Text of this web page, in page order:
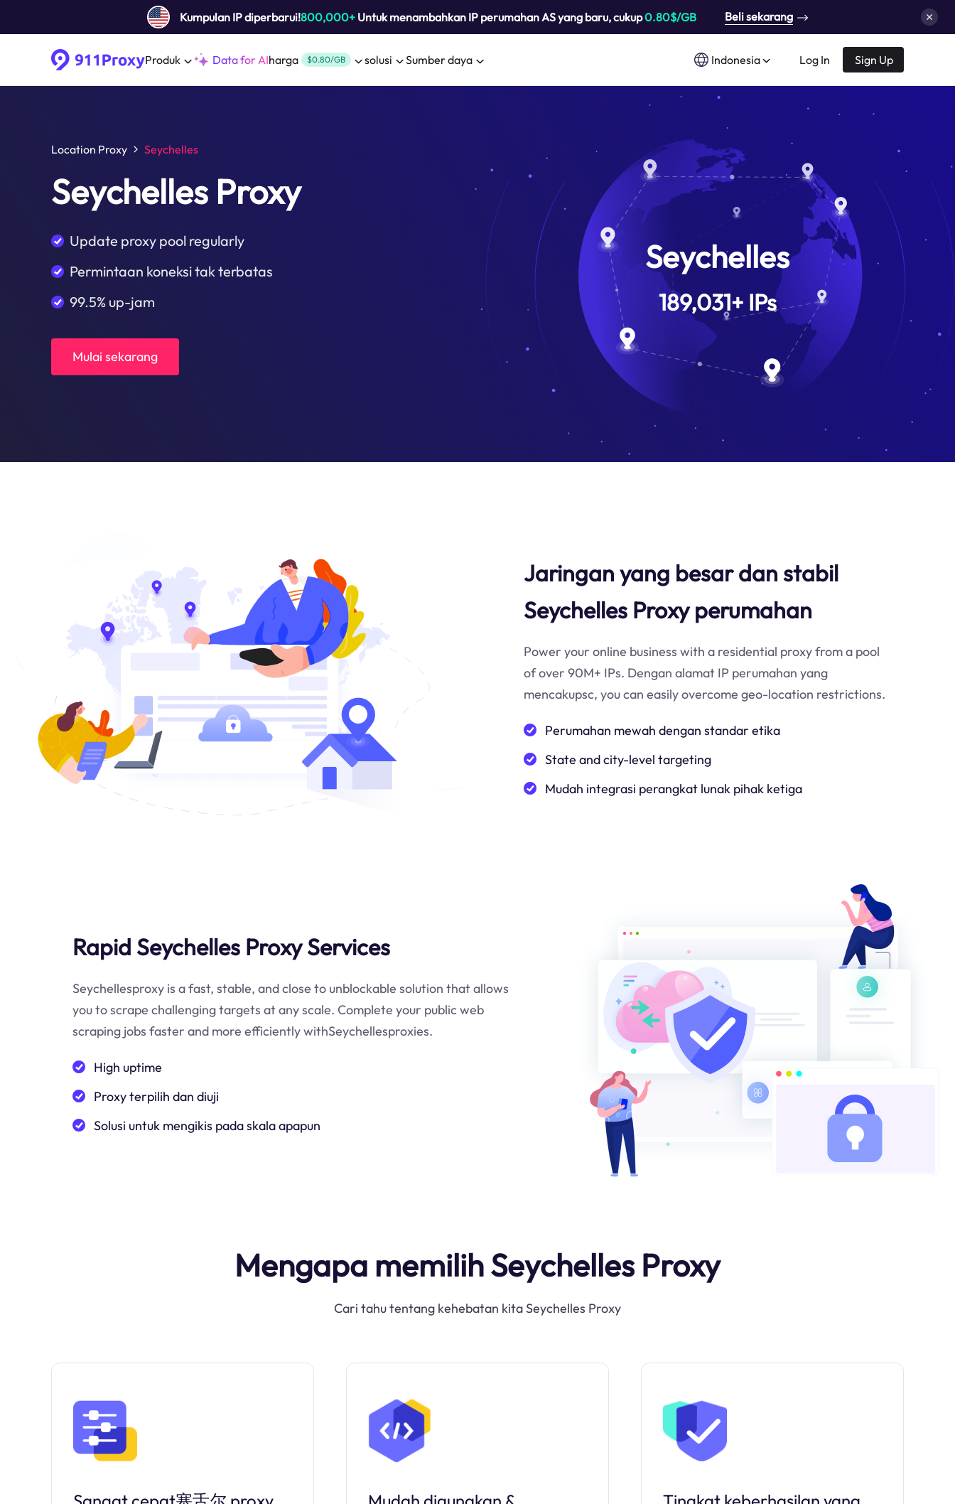
Kumpulan IP diperbarui!800,000+Untuk menambahkan IP perumahan AS yang baru, cukup0.80$/GB Beli sekarang
Produk Data for AIharga $0.80/GB solusi Sumber daya Indonesia Log In Sign Up
Location Proxy Seychelles
Seychelles Proxy
Update proxy pool regularly
Permintaan koneksi tak terbatas
99.5% up-jam
Mulai sekarang
Seychelles
189,031+IPs
Jaringan yang besar dan stabil
Seychelles Proxy perumahan
Power your online business with a residential proxy from a pool
of over 90M+ IPs. Dengan alamat IP perumahan yang
mencakupsc, you can easily overcome geo-location restrictions.
Perumahan mewah dengan standar etika
State and city-level targeting
Mudah integrasi perangkat lunak pihak ketiga
Rapid Seychelles Proxy Services
Seychellesproxy is a fast, stable, and close to unblockable solution that allows
you to scrape challenging targets at any scale. Complete your public web
scraping jobs faster and more efficiently withSeychellesproxies.
High uptime
Proxy terpilih dan diuji
Solusi untuk mengikis pada skala apapun
Mengapa memilih Seychelles Proxy
Cari tahu tentang kehebatan kita Seychelles Proxy